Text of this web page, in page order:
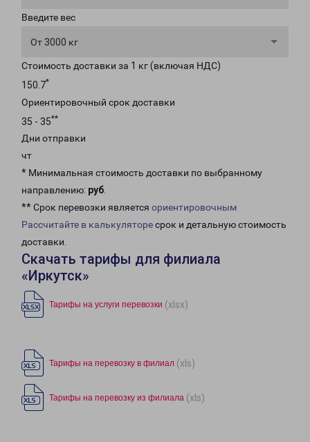
Введите вес
От 3000 кг
Стоимость доставки за 1 кг (включая НДС)
150.7*
Ориентировочный срок доставки
35 - 35**
Дни отправки
чт
* Минимальная стоимость доставки по выбранному
направлению: руб.
** Срок перевозки является ориентировочным
Рассчитайте в калькуляторесрок и детальную стоимость
доставки.
Скачать тарифы для филиала
«Иркутск»
Тарифы на услуги перевозки (xlsx)
Тарифы на перевозку в филиал (xls)
Тарифы на перевозку из филиала (xls)